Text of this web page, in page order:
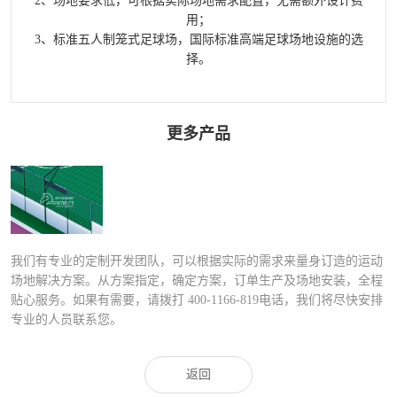
用；
3、标准五人制笼式足球场，国际标准高端足球场地设施的选
择。
更多产品
FLZ-D PE包塑
笼式足球
我们有专业的定制开发团队，可以根据实际的需求来量身订造的运动
场地解决方案。从方案指定，确定方案，订单生产及场地安装，全程
贴心服务。如果有需要，请拨打 400-1166-819电话，我们将尽快安排
专业的人员联系您。
返回